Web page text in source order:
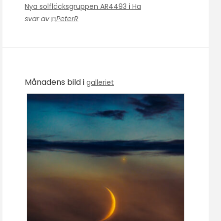
Nya solfläcksgruppen AR4493 i Ha
svar av
PeterR
Månadens bild i galleriet